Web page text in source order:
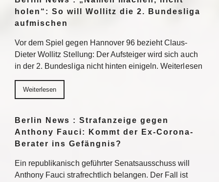
holen“: So will Wollitz die 2. Bundesliga
aufmischen
Vor dem Spiel gegen Hannover 96 bezieht Claus-
Dieter Wollitz Stellung: Der Aufsteiger wird sich auch
in der 2. Bundesliga nicht hinten einigeln. Weiterlesen
Weiterlesen
Berlin News : Strafanzeige gegen
Anthony Fauci: Kommt der Ex-Corona-
Berater ins Gefängnis?
Ein republikanisch geführter Senatsausschuss will
Anthony Fauci strafrechtlich belangen. Der Fall ist